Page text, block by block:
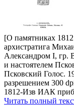
[О памятниках
архистратига
Александром I, гр.
и настоятелем
Псковский Голос.
разрешением 300
1812-Изв ИАК
Читать полный